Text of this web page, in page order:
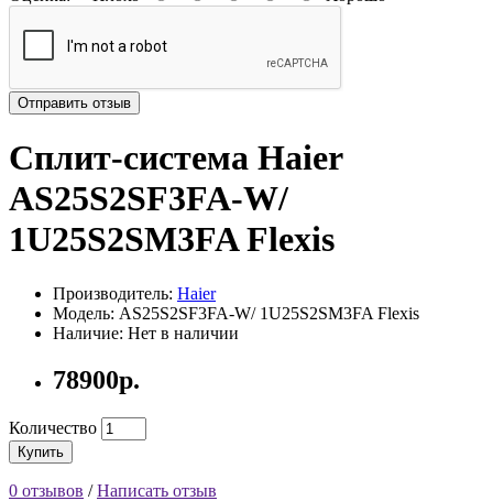
Отправить отзыв
Сплит-система Haier
AS25S2SF3FA-W/
1U25S2SM3FA Flexis
Производитель: Haier
Модель: AS25S2SF3FA-W/ 1U25S2SM3FA Flexis
Наличие: Нет в наличии
78900р.
Количество
Купить
0 отзывов /Написать отзыв